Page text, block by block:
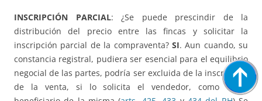
INSCRIPCIÓN PARCIAL: ¿Se puede prescindir de la
distribución del precio entre las fincas y solicitar la
inscripción parcial de la compraventa? SI. Aun cuando, su
constancia registral, pudiera ser esencial para el equilibrio
negocial de las partes, podría ser excluida de la inscripción
de la venta, si lo solicita el vendedor, como único